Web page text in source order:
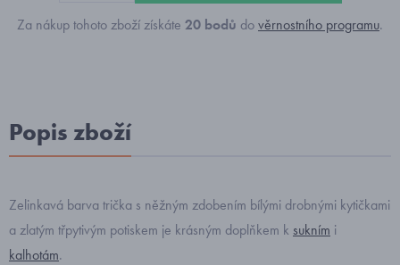
Za nákup tohoto zboží získáte 20 bodů dověrnostního programu.
Popis zboží
Zelinkavá barva trička s něžným zdobením bílými drobnými kytičkami
a zlatým třpytivým potiskem je krásným doplňkem k sukním i
kalhotám.